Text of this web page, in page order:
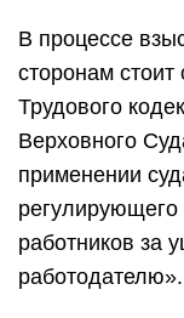
В процессе
сторонам
Трудового
Верховного
применении
регулирующего
работников за
работодателю».